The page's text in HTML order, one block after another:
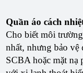
Quần áo cách
Cho biết môi
nhất, nhưng bảo vệ
SCBA hoặc mặt nạ